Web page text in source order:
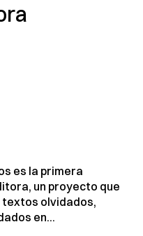
es la primera
un proyecto que
textos olvidados,
en...